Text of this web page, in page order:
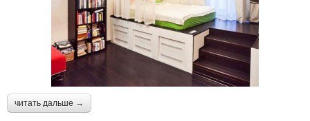
читать дальше →